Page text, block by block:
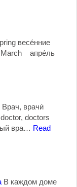
весе́нние
апре́ль
Врач, врачи́
doctors
вра… Read
В каждом доме